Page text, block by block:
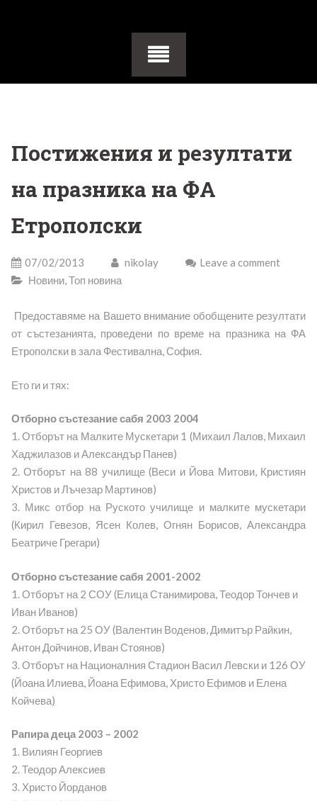
Постижения и резултати
на празника на ФА
Етрополски
07/02/2013 nikolay
Leave a comment
Новини,Топ новина
Предоставяме на Вашето внимание обобщените резултати
от състезанията, проведени по време на празника на ФА
Етрополски в зала Фестивална, София.
Ето ги и тях:
Отборно състезание сабя 2003 2004
1. Отборът на Малките Мускетари 1 (Михаил Лалов, Михаил
Хаджилазов и Александър Панев)
2. Отборът на 88 училище (Веси и Йова Митови, Кристиян
Христов и Лъчезар Мартинов)
3. Микс отбор на Руското училище и малките мускетари
(Кирил Гевезов, Ясен Колев, Огнян Борисов, Александра
Беатриче Грегари)
Отборно състезание сабя 2001-2002
1. Отборът на 2 СОУ (Елица Станимирова, Теодор Тончев и
Иван Иванов)
2. Отборът на 25 ОУ (Валентин Воденов, Димитър Райкин,
Антон Дойчинов, Иван Стоянов)
3. Отборът на Националния Стадион Васил Левски и 126 ОУ
(Йоана Илиева, Йоана Ефимова, Христо Ефимов и Елена
Койчева)
Рапира деца 2003 – 2002
1. Вилиян Георгиев
2. Теодор Алексиев
3. Христо Йорданов